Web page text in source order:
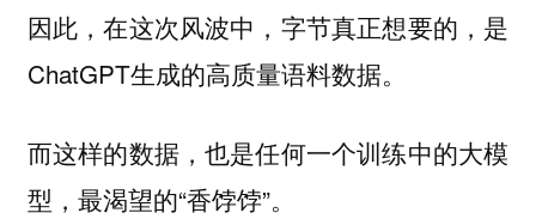
因此，在这次风波中，字节真正想要的，是
ChatGPT生成的高质量语料数据。
而这样的数据，也是任何一个训练中的大模
型，最渴望的“香饽饽”。